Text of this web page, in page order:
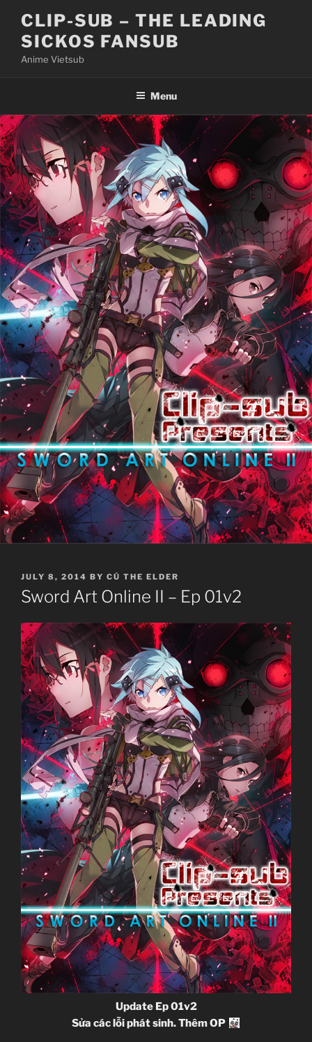
content
CLIP-SUB – THE LEADING
SICKOS FANSUB
Anime Vietsub
Menu
POSTED
ON
JULY 8, 2014 BY CÚ THE ELDER
Sword Art Online II – Ep 01v2
Update Ep 01v2
Sửa các lỗi phát sinh. Thêm OP